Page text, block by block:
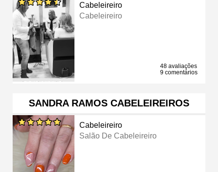
Cabeleireiro
Cabeleireiro
48 avaliações
9 comentários
SANDRA RAMOS CABELEIREIROS
Cabeleireiro
Salão De Cabeleireiro